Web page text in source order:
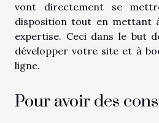
vont directement se
disposition tout en mettant
expertise. Ceci dans le but
développer votre site et à
ligne.
Pour avoir des